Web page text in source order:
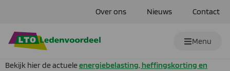
Over ons Nieuws Contact
Menu
Bekijk hier de actueleenergiebelasting, heffingskorting en